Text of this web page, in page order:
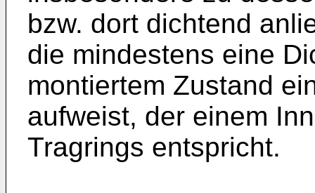
bzw. dort dichtend
die mindestens eine
montiertem Zustand
aufweist, der einem
Tragrings entspricht.